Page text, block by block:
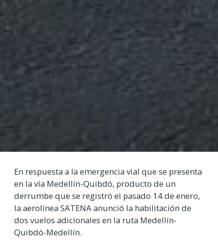
En respuesta a la emergencia vial que se presenta
en la vía Medellín-Quibdó, producto de un
derrumbe que se registró el pasado 14 de enero,
la aerolínea SATENA anunció la habilitación de
dos vuelos adicionales en la ruta Medellín-
Quibdó-Medellín.